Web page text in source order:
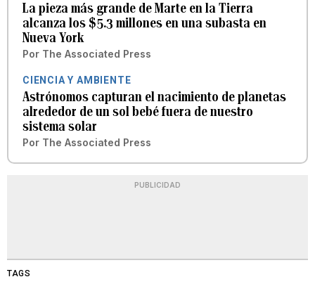
La pieza más grande de Marte en la Tierra
alcanza los $5.3 millones en una subasta en
Nueva York
Por The Associated Press
CIENCIA Y AMBIENTE
Astrónomos capturan el nacimiento de planetas
alrededor de un sol bebé fuera de nuestro
sistema solar
Por The Associated Press
PUBLICIDAD
TAGS